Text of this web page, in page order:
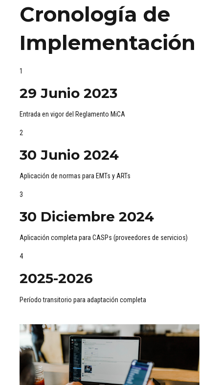
Cronología de
Implementación
1
29 Junio 2023
Entrada en vigor del Reglamento MiCA
2
30 Junio 2024
Aplicación de normas para EMTs y ARTs
3
30 Diciembre 2024
Aplicación completa para CASPs (proveedores de servicios)
4
2025-2026
Período transitorio para adaptación completa